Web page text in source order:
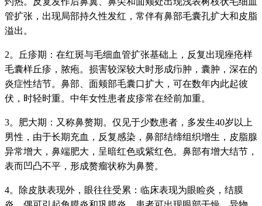
管扩张，出现局部持久性发红，常伴有鼻部毛囊孔扩大和皮脂
溢出。
2。丘疹期：在红斑与毛细血管扩张基础上，反复出现痤疮样
毛囊样丘疹，脓疱。损害较深较大时形成疖肿，囊肿，深在的
炎症性结节。鼻部、面颊部毛囊口扩大，可在数年内此起彼
伏，时轻时重。中年女性患者皮疹常在经前加重。
3。肥大期：又称鼻赘期。仅见于少数患者，多发生40岁以上
男性，由于长期充血，反复感染，鼻部结缔组织增生，皮脂腺
异常增大，鼻端肥大，呈暗红色或紫红色。鼻部有增大结节，
表而凹凸不平，形成赘瘤状称为鼻赘。
4。除皮肤表现外，眼往往受累：临床表现为眼睑炎，结膜